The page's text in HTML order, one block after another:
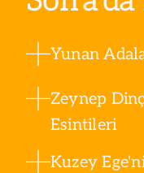
Yunan
Zeynep
Esintileri
Kuzey